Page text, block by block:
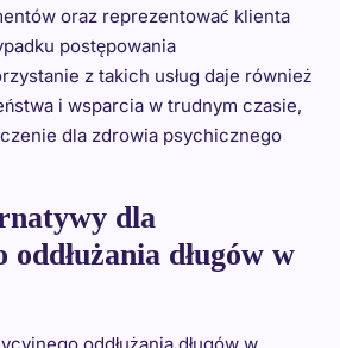
oraz reprezentować klienta
postępowania
z takich usług daje również
i wsparcia w trudnym czasie,
dla zdrowia psychicznego
dla
długów w